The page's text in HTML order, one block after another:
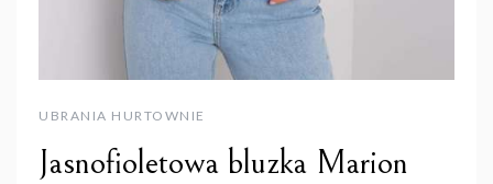
UBRANIA HURTOWNIE
Jasnofioletowa bluzka Marion